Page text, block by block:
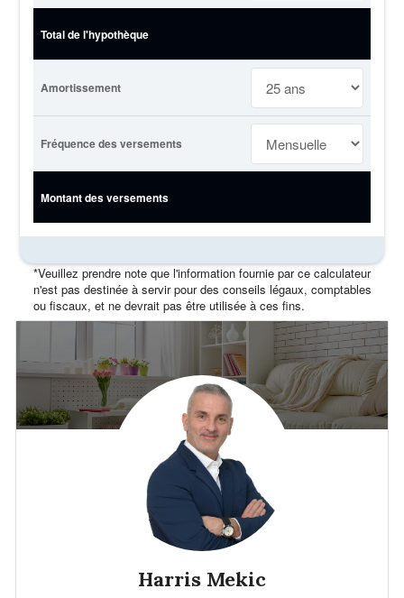
Total de l'hypothèque
Amortissement
Fréquence des versements
Montant des versements
*Veuillez prendre note que l'information fournie par ce calculateur
n'est pas destinée à servir pour des conseils légaux, comptables
ou fiscaux, et ne devrait pas être utilisée à ces fins.
Harris Mekic